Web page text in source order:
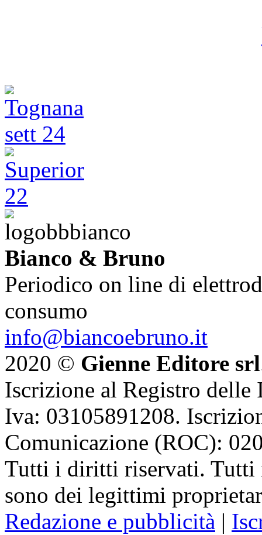
Bianco & Bruno
Periodico on line di
consumo
info@biancoebruno.it
2020 © Gienne Editore srl
Iscrizione al Registro delle
Iva: 03105891208.
Comunicazione (ROC):
Tutti i diritti riservati. Tutti
sono dei legittimi
Redazione e pubblicità |